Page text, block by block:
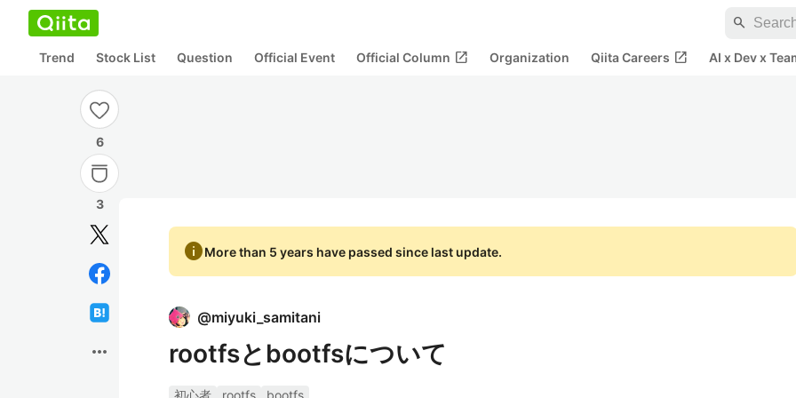
search
Trend Stock List Question Official Event Official Column open_in_new Organization Qiita Careers open_in_new AI x Dev x
6
3
more_horiz
infoMore than 5 years have passed since last update.
@miyuki_samitani
rootfsとbootfsについて
初心者 rootfs
bootfs